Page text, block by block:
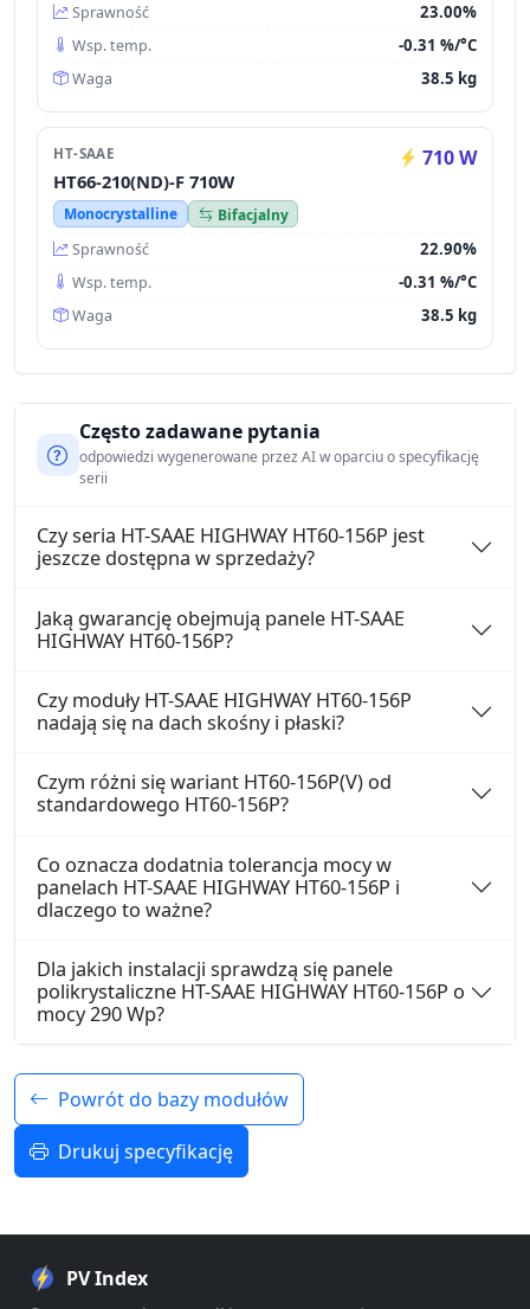
Sprawność
23.00%
Wsp. temp. -0.31 %/°C
Waga 38.5 kg
HT-SAAE 710 W
HT66-210(ND)-F 710W
Monocrystalline
Bifacjalny
Sprawność
22.90%
Wsp. temp. -0.31 %/°C
Waga 38.5 kg
Często zadawane pytania
odpowiedzi wygenerowane przez AI w oparciu o specyfikację
serii
Czy seria HT-SAAE HIGHWAY HT60-156P jest
jeszcze dostępna w sprzedaży?
Jaką gwarancję obejmują panele HT-SAAE
HIGHWAY HT60-156P?
Czy moduły HT-SAAE HIGHWAY HT60-156P
nadają się na dach skośny i płaski?
Czym różni się wariant HT60-156P(V) od
standardowego HT60-156P?
Co oznacza dodatnia tolerancja mocy w
panelach HT-SAAE HIGHWAY HT60-156P i
dlaczego to ważne?
Dla jakich instalacji sprawdzą się panele
polikrystaliczne HT-SAAE HIGHWAY HT60-156P o
mocy 290 Wp?
Powrót do bazy modułów
Drukuj specyfikację
PV Index